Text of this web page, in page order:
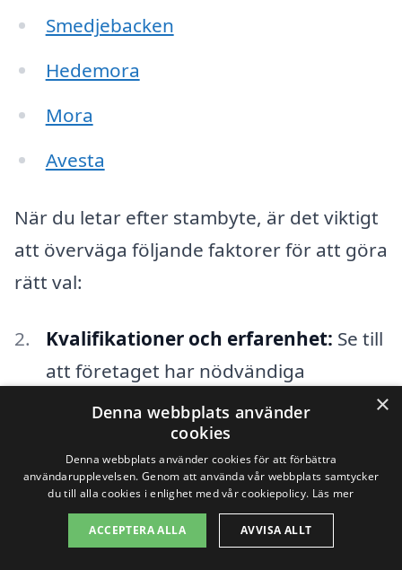
Smedjebacken
Hedemora
Mora
Avesta
När du letar efter stambyte, är det viktigt
att överväga följande faktorer för att göra
rätt val:
Kvalifikationer och erfarenhet: Se till
att företaget har nödvändiga
kvalifikationer och erfarenhet av
Referenser:Be om referenser eller
recensioner från tidigare kunder för
att få en känsla för företagets rykte.
×
Denna webbplats använder
cookies
Denna webbplats använder cookies för att förbättra
användarupplevelsen. Genom att använda vår webbplats samtycker
du till alla cookies i enlighet med vår cookiepolicy. Läs mer
ACCEPTERA ALLA AVVISA ALLT